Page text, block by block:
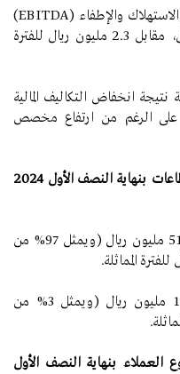
- ارتفاع الأرباح قبل الفوائد والضرائب والاستهلاك والإطفاء (EBITDA)
للفترة الحالية لتصل إلى 6.1 مليون ريال، مقابل 2.3 مليون ريال للفترة
الحالية نتيجة انخفاض التكاليف المالية
على الرغم من ارتفاع مخصص
وجاء تحليل إيرادات الشركة حسب القطاعات بنهاية النصف الأول 2024
51.5 مليون ريال (ويمثل 97% من
1.5 مليون ريال (ويمثل 3% من
بنهاية النصف الأول